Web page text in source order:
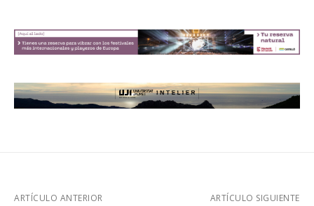
ARTÍCULO ANTERIOR ARTÍCULO SIGUIENTE